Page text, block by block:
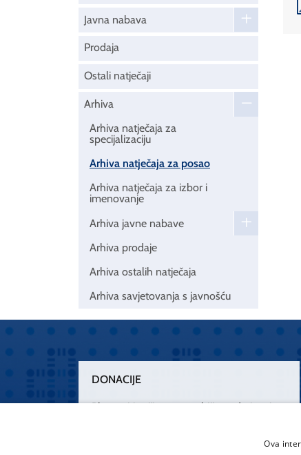
Javna nabava
Prodaja
Ostali natječaji
Arhiva
Arhiva natječaja za
specijalizaciju
Arhiva natječaja za posao
Arhiva natječaja za izbor i
imenovanje
Arhiva javne nabave
Arhiva prodaje
Arhiva ostalih natječaja
Arhiva savjetovanja s javnošću
DONACIJE
Plemenitim činom nesebičnog darivanja
„Zarazimo“ se dobrotom, donirajmo od
Ova